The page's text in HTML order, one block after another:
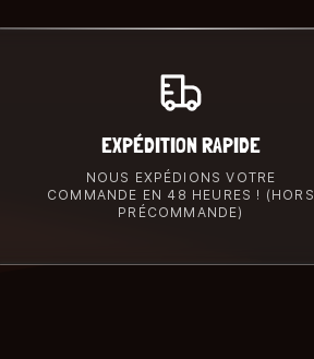
EXPÉDITION RAPIDE
NOUS EXPÉDIONS VOTRE
COMMANDE EN 48 HEURES ! (HORS
PRÉCOMMANDE)